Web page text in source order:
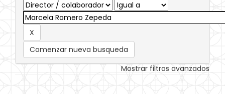
Comenzar nueva busqueda
Mostrar filtros avanzados